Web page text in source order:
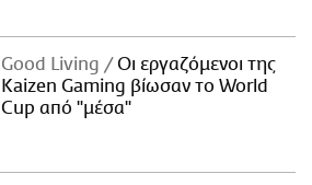
Good Living
Οι εργαζόμενοι της
Kaizen Gaming βίωσαν το World
Cup από "μέσα"